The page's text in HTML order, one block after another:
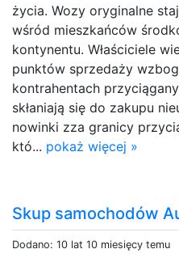
życia. Wozy oryginalne
wśród mieszkańców
kontynentu. Właściciele
punktów sprzedaży
kontrahentach
skłaniają się do zakupu
nowinki zza granicy
któ... pokaż więcej »
Skup samochodów
Dodano: 10 lat 10 miesięcy temu